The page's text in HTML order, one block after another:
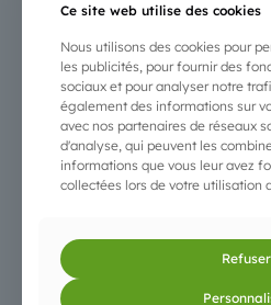
Ce site web utilise des cookies
Nous utilisons des cookies pour
les publicités, pour fournir des
sociaux et pour analyser notre
également des informations sur
avec nos partenaires de réseaux
d'analyse, qui peuvent les
informations que vous leur avez
collectées lors de votre utilisation
Refuser